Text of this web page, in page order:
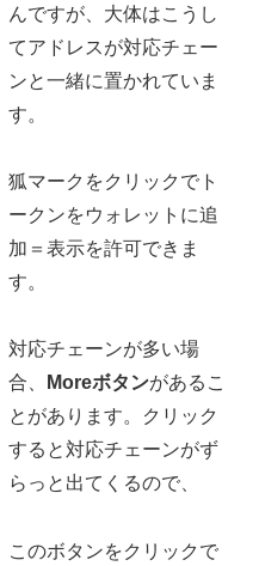
んですが、大体はこうし
てアドレスが対応チェー
ンと一緒に置かれていま
す。
狐マークをクリックでト
ークンをウォレットに追
加＝表示を許可できま
す。
対応チェーンが多い場
合、
Moreボタンがあるこ
とがあります。クリック
すると対応チェーンがず
らっと出てくるので、
このボタンをクリックで